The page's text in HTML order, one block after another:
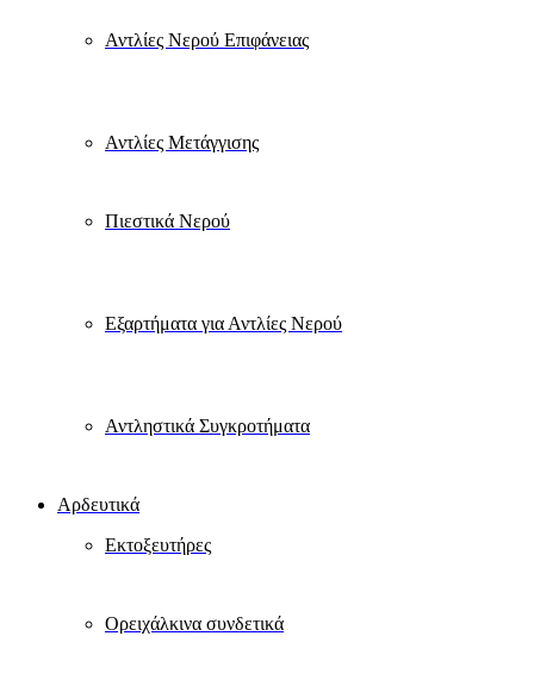
Αντλίες Νερού Επιφάνειας
Αντλίες Μετάγγισης
Πιεστικά Νερού
Εξαρτήματα για Αντλίες Νερού
Αντληστικά Συγκροτήματα
Αρδευτικά
Εκτοξευτήρες
Ορειχάλκινα συνδετικά